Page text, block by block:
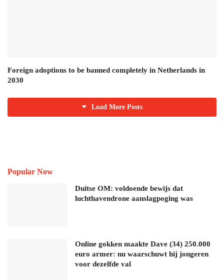
Foreign adoptions to be banned completely in Netherlands in
2030
Load More Posts
Popular Now
Duitse OM: voldoende bewijs dat
luchthavendrone aanslagpoging was
Online gokken maakte Dave (34) 250.000
euro armer: nu waarschuwt hij jongeren
voor dezelfde val